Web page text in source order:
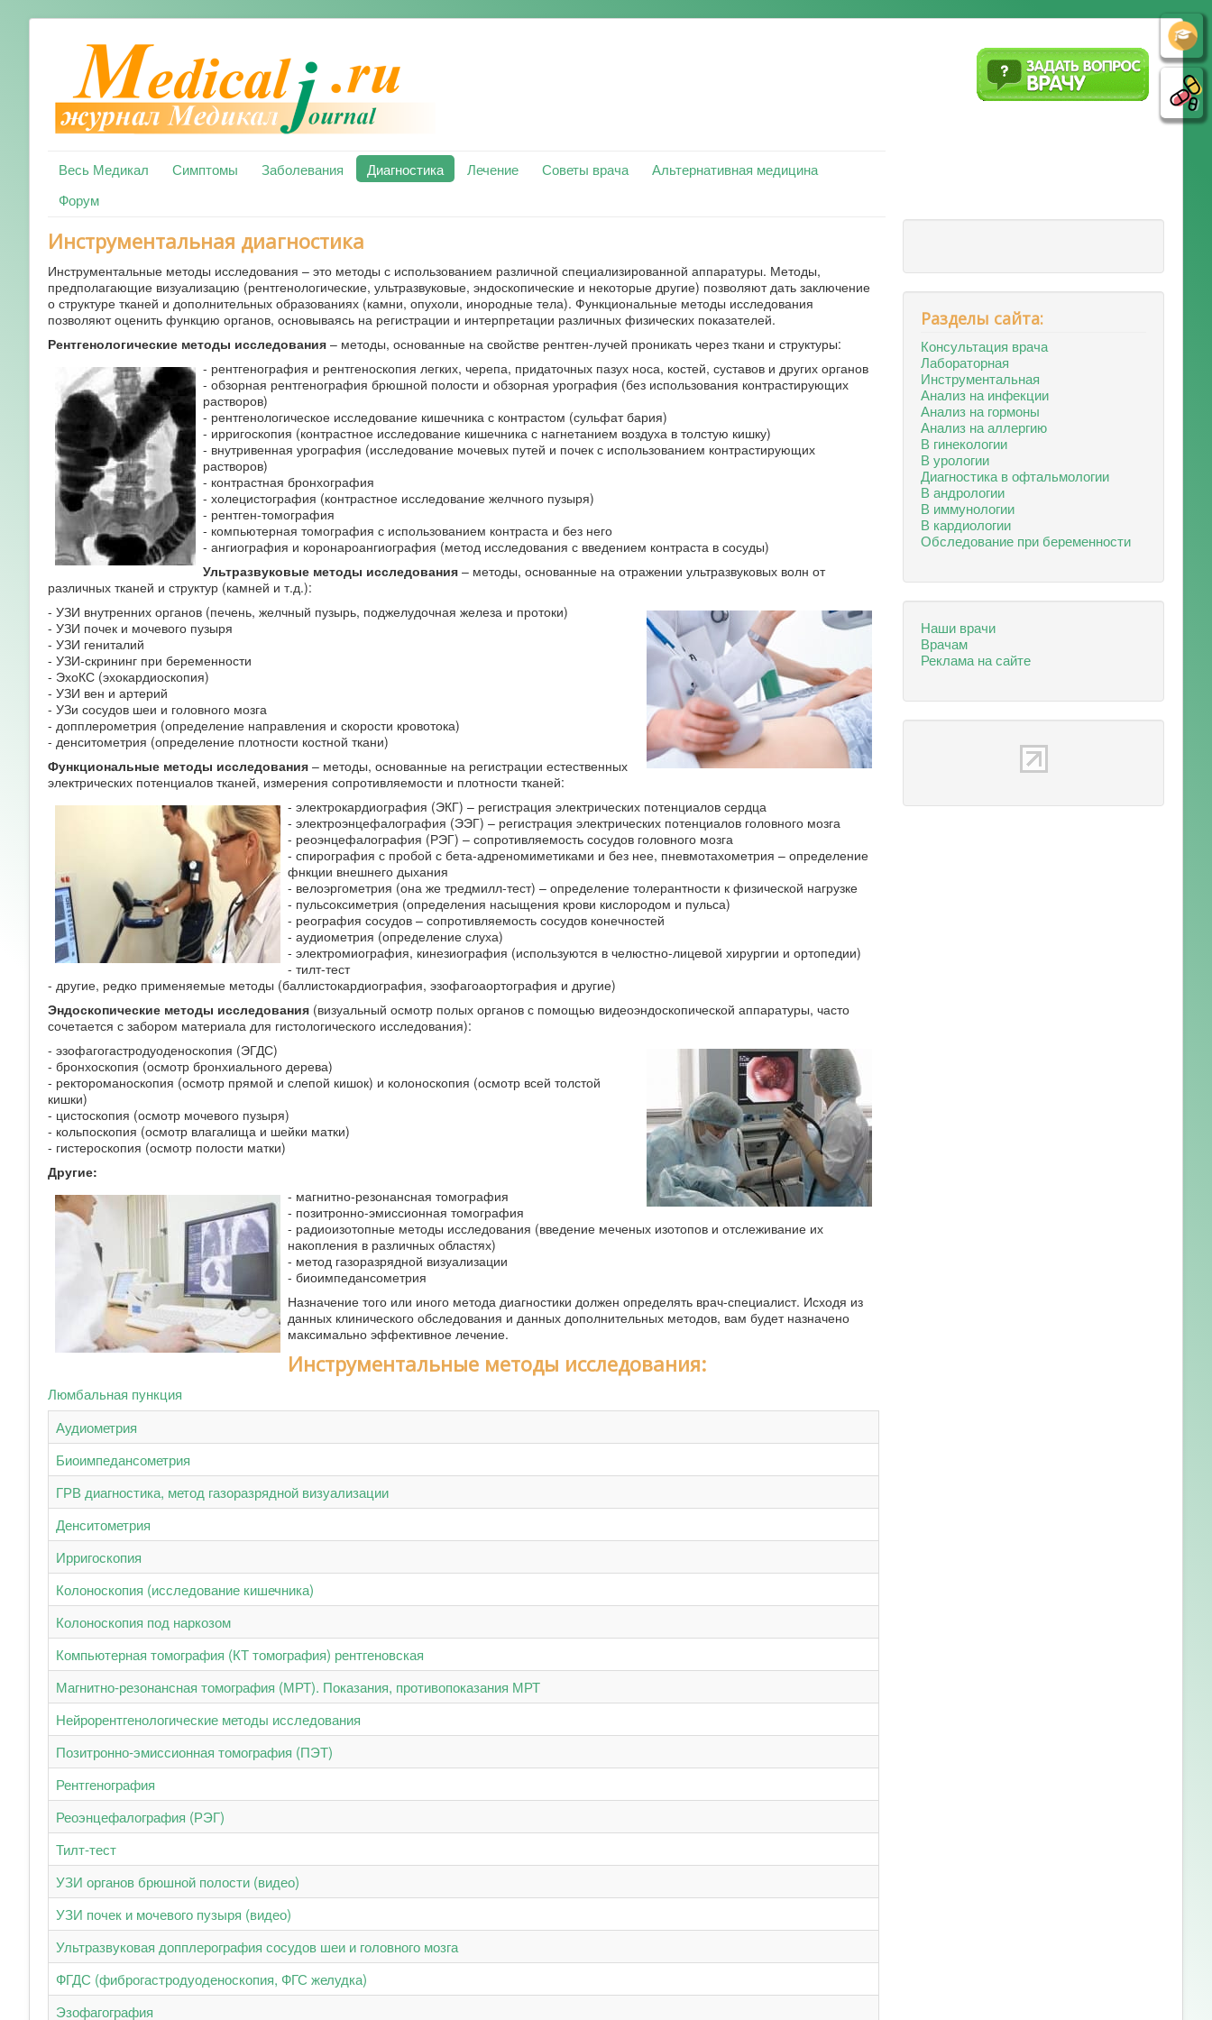
Весь Медикал Симптомы Заболевания Диагностика Лечение Советы врача
Альтернативная медицина
Форум
Инструментальная диагностика
Инструментальные методы исследования – это методы с использованием различной специализированной аппаратуры. Методы,
предполагающие визуализацию (рентгенологические, ультразвуковые, эндоскопические и некоторые другие) позволяют дать заключение
о структуре тканей и дополнительных образованиях (камни, опухоли, инородные тела). Функциональные методы исследования
позволяют оценить функцию органов, основываясь на регистрации и интерпретации различных физических показателей.
Рентгенологические методы исследования– методы, основанные на свойстве рентген-лучей проникать через ткани и структуры:
- рентгенография и рентгеноскопия легких, черепа, придаточных пазух носа, костей, суставов и других органов
- обзорная рентгенография брюшной полости и обзорная урография (без использования контрастирующих
растворов)
- рентгенологическое исследование кишечника с контрастом (сульфат бария)
- ирригоскопия (контрастное исследование кишечника с нагнетанием воздуха в толстую кишку)
- внутривенная урография (исследование мочевых путей и почек с использованием контрастирующих
растворов)
- контрастная бронхография
- холецистография (контрастное исследование желчного пузыря)
- рентген-томография
- компьютерная томография с использованием контраста и без него
- ангиография и коронароангиография (метод исследования с введением контраста в сосуды)
Ультразвуковые методы исследования– методы, основанные на отражении ультразвуковых волн от
различных тканей и структур (камней и т.д.):
- УЗИ внутренних органов (печень, желчный пузырь, поджелудочная железа и протоки)
- УЗИ почек и мочевого пузыря
- УЗИ гениталий
- УЗИ-скрининг при беременности
- ЭхоКС (эхокардиоскопия)
- УЗИ вен и артерий
- УЗи сосудов шеи и головного мозга
- допплерометрия (определение направления и скорости кровотока)
- денситометрия (определение плотности костной ткани)
Функциональные методы исследования– методы, основанные на регистрации естественных
электрических потенциалов тканей, измерения сопротивляемости и плотности тканей:
- электрокардиография (ЭКГ) – регистрация электрических потенциалов сердца
- электроэнцефалография (ЭЭГ) – регистрация электрических потенциалов головного мозга
- реоэнцефалография (РЭГ) – сопротивляемость сосудов головного мозга
- спирография с пробой с бета-адреномиметиками и без нее, пневмотахометрия – определение
фнкции внешнего дыхания
- велоэргометрия (она же тредмилл-тест) – определение толерантности к физической нагрузке
- пульсоксиметрия (определения насыщения крови кислородом и пульса)
- реография сосудов – сопротивляемость сосудов конечностей
- аудиометрия (определение слуха)
- электромиография, кинезиография (используются в челюстно-лицевой хирургии и ортопедии)
- тилт-тест
- другие, редко применяемые методы (баллистокардиография, эзофагоаортография и другие)
Эндоскопические методы исследования(визуальный осмотр полых органов с помощью видеоэндоскопической аппаратуры, часто
сочетается с забором материала для гистологического исследования):
- эзофагогастродуоденоскопия (ЭГДС)
- бронхоскопия (осмотр бронхиального дерева)
- ректороманоскопия (осмотр прямой и слепой кишок) и колоноскопия (осмотр всей толстой
кишки)
- цистоскопия (осмотр мочевого пузыря)
- кольпоскопия (осмотр влагалища и шейки матки)
- гистероскопия (осмотр полости матки)
Другие:
- магнитно-резонансная томография
- позитронно-эмиссионная томография
- радиоизотопные методы исследования (введение меченых изотопов и отслеживание их
накопления в различных областях)
- метод газоразрядной визуализации
- биоимпедансометрия
Назначение того или иного метода диагностики должен определять врач-специалист. Исходя из
данных клинического обследования и данных дополнительных методов, вам будет назначено
максимально эффективное лечение.
Инструментальные методы исследования:
Люмбальная пункция
Аудиометрия
Биоимпедансометрия
ГРВ диагностика, метод газоразрядной визуализации
Денситометрия
Ирригоскопия
Колоноскопия (исследование кишечника)
Колоноскопия под наркозом
Компьютерная томография (КТ томография) рентгеновская
Магнитно-резонансная томография (МРТ). Показания, противопоказания МРТ
Нейрорентгенологические методы исследования
Позитронно-эмиссионная томография (ПЭТ)
Рентгенография
Реоэнцефалография (РЭГ)
Тилт-тест
УЗИ органов брюшной полости (видео)
УЗИ почек и мочевого пузыря (видео)
Ультразвуковая допплерография сосудов шеи и головного мозга
ФГДС (фиброгастродуоденоскопия, ФГС желудка)
Эзофагография
Разделы сайта:
Консультация врача
Лабораторная
Инструментальная
Анализ на инфекции
Анализ на гормоны
Анализ на аллергию
В гинекологии
В урологии
Диагностика в офтальмологии
В андрологии
В иммунологии
В кардиологии
Обследование при беременности
Наши врачи
Врачам
Реклама на сайте